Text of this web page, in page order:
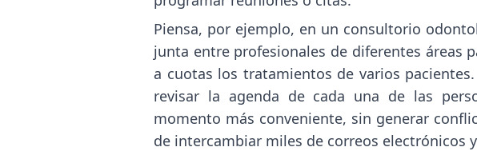
Piensa, por ejemplo, en un consultorio
junta entre profesionales de diferentes áreas
a cuotas los tratamientos de varios
revisar la agenda de cada una de las
momento más conveniente, sin generar
de intercambiar miles de correos electrónicos